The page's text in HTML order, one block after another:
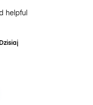
helpful
Dzisiaj